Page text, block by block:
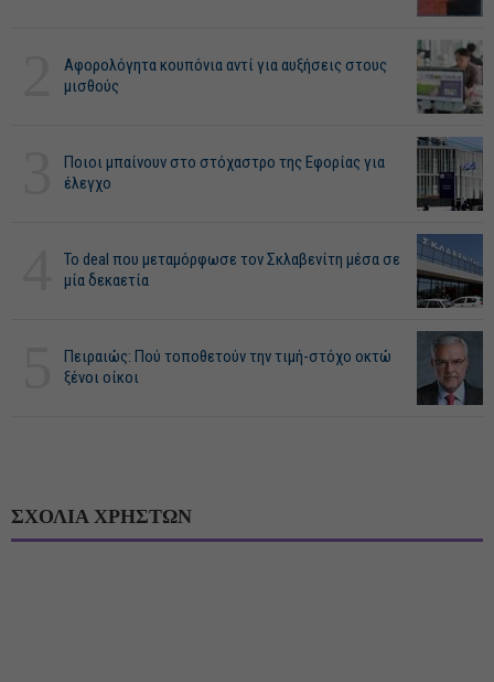
Αφορολόγητα κουπόνια αντί για αυξήσεις στους
μισθούς
Ποιοι μπαίνουν στο στόχαστρο της Εφορίας για
έλεγχο
Το deal που μεταμόρφωσε τον Σκλαβενίτη μέσα σε
μία δεκαετία
Πειραιώς: Πού τοποθετούν την τιμή-στόχο οκτώ
ξένοι οίκοι
ΣΧΟΛΙΑ ΧΡΗΣΤΩΝ